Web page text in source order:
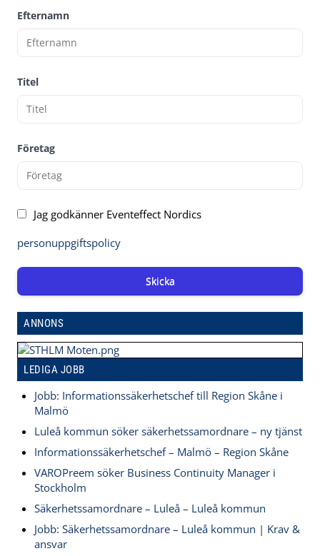
Efternamn
Titel
Företag
Jag godkänner Eventeffect Nordics
personuppgiftspolicy
Skicka
ANNONS
LEDIGA JOBB
Jobb: Informationssäkerhetschef till Region Skåne i
Malmö
Luleå kommun söker säkerhetssamordnare – ny tjänst
Informationssäkerhetschef – Malmö – Region Skåne
VAROPreem söker Business Continuity Manager i
Stockholm
Säkerhetssamordnare – Luleå – Luleå kommun
Jobb: Säkerhetssamordnare – Luleå kommun | Krav &
ansvar